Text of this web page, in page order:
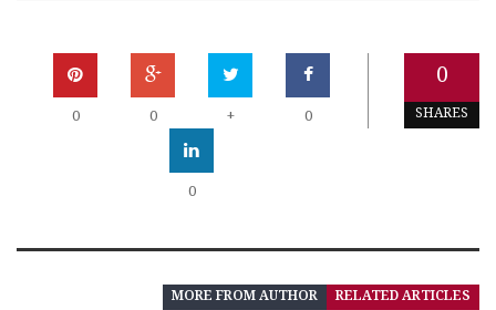
0
SHARES
0
+
0
0
0
RELATED ARTICLES
MORE FROM AUTHOR